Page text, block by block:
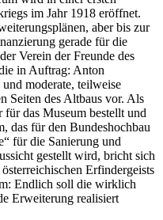
im Jahr 1918 eröffnet.
aber bis zur
gerade für die
Verein der Freunde des
in Auftrag: Anton
moderate, teilweise
Seiten des Altbaus vor. Als
das Museum bestellt und
das für den Bundeshochbau
für die Sanierung und
gestellt wird, bricht sich
Erfindergeists
Endlich soll die wirklich
Erweiterung realisiert